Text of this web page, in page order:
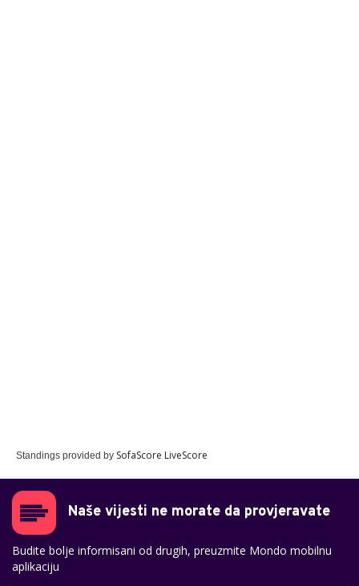
Standings provided by SofaScore LiveScore
Naše vijesti ne morate da provjeravate
Budite bolje informisani od drugih, preuzmite Mondo mobilnu
aplikaciju